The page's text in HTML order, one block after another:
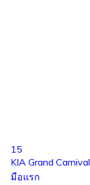
15
KIA Grand
มือแรก